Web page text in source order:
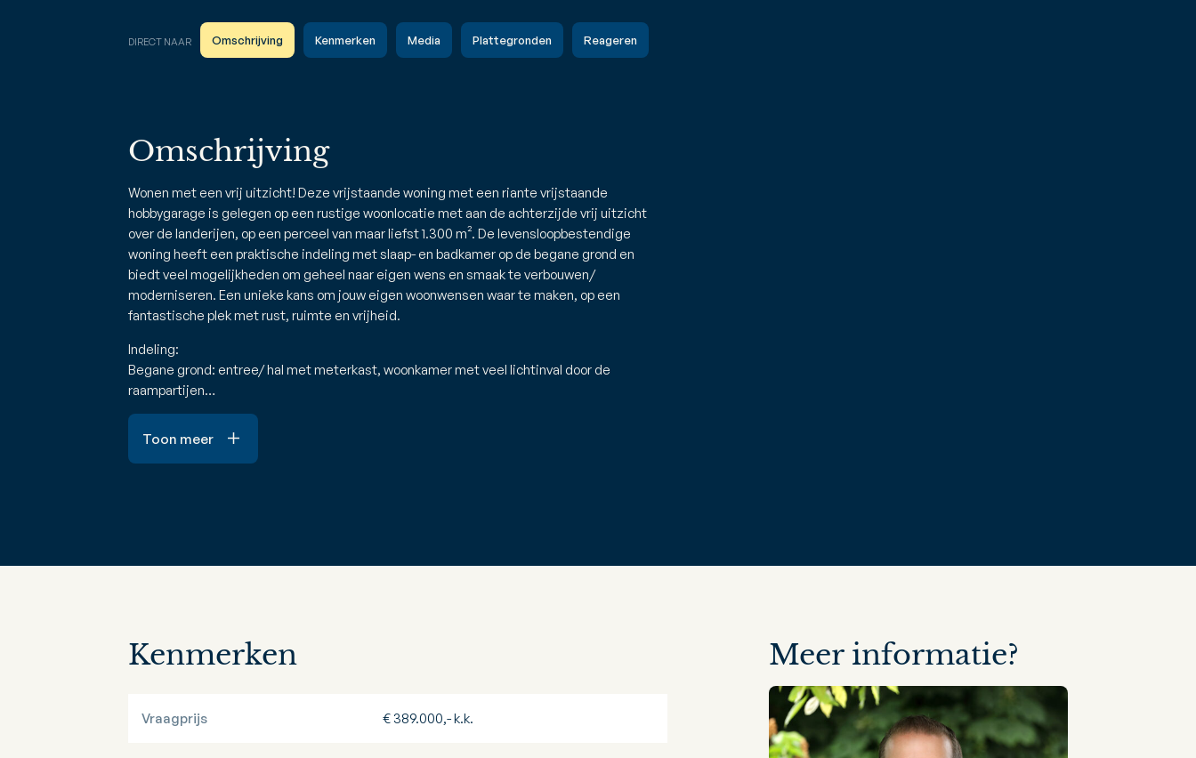
DIRECT NAAR Omschrijving Kenmerken Media Plattegronden Reageren
Omschrijving
Wonen met een vrij uitzicht! Deze vrijstaande woning met een riante vrijstaande
hobbygarage is gelegen op een rustige woonlocatie met aan de achterzijde vrij uitzicht
over de landerijen, op een perceel van maar liefst 1.300 m². De levensloopbestendige
woning heeft een praktische indeling met slaap- en badkamer op de begane grond en
biedt veel mogelijkheden om geheel naar eigen wens en smaak te verbouwen/
moderniseren. Een unieke kans om jouw eigen woonwensen waar te maken, op een
fantastische plek met rust, ruimte en vrijheid.
Indeling:
Begane grond: entree/ hal met meterkast, woonkamer met veel lichtinval door de
raampartijen…
Toon meer
Kenmerken
Vraagprijs € 389.000,- k.k.
Meer informatie?